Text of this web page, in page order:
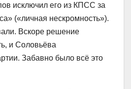
исключил его из КПСС за
(«личная нескромность»).
Вскоре решение
и Соловьёва
Забавно было всё это